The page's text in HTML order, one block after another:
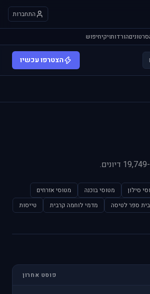
התחברות
סרטוניםהורדותויקיחיפוש
הצטרפו עכשיו
סילון מטוסי בוכנה
מטוסי אזרחים
בית ספר לטיסה מדמי לוחמה קרבית
טייסות
פוסט אחרון